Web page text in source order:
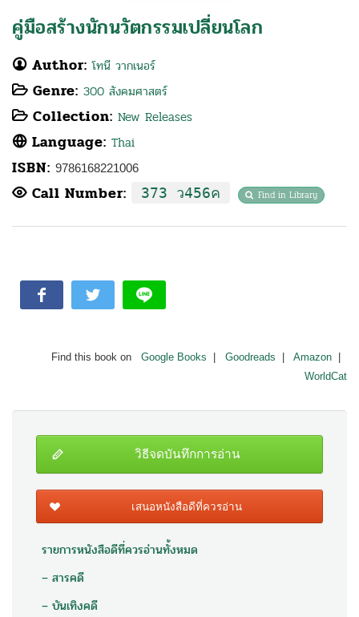
คู่มือสร้างนักนวัตกรรมเปลี่ยนโลก
Author:โทนี วากเนอร์
Genre: 300 สังคมศาสตร์
Collection: New Releases
Language: Thai
ISBN: 9786168221006
Call Number: 373 ว456ค Find in Library
Find this book on Google Books Goodreads Amazon
WorldCat
วิธีจดบันทึกการอ่าน
เสนอหนังสือดีที่ควรอ่าน
รายการหนังสือดีที่ควรอ่านทั้งหมด
– สารคดี
– บันเทิงคดี